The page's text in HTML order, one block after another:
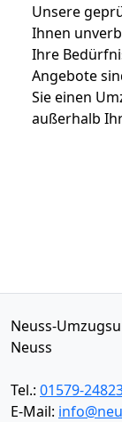
Unsere
Ihnen
Ihre
Angebote
Sie einen
außerhalb
Neuss-
Neuss
Tel.: 01579-
E-Mail: